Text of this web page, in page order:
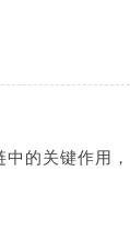
的关键作用，